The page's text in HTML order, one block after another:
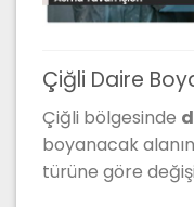
Çiğli Daire
Çiğli bölgesinde
boyanacak
türüne göre